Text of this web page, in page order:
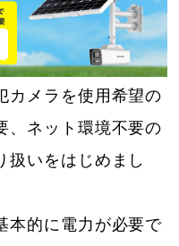
カメラを使用希望の
、ネット環境不要の
扱いをはじめまし
本的に電力が必要で